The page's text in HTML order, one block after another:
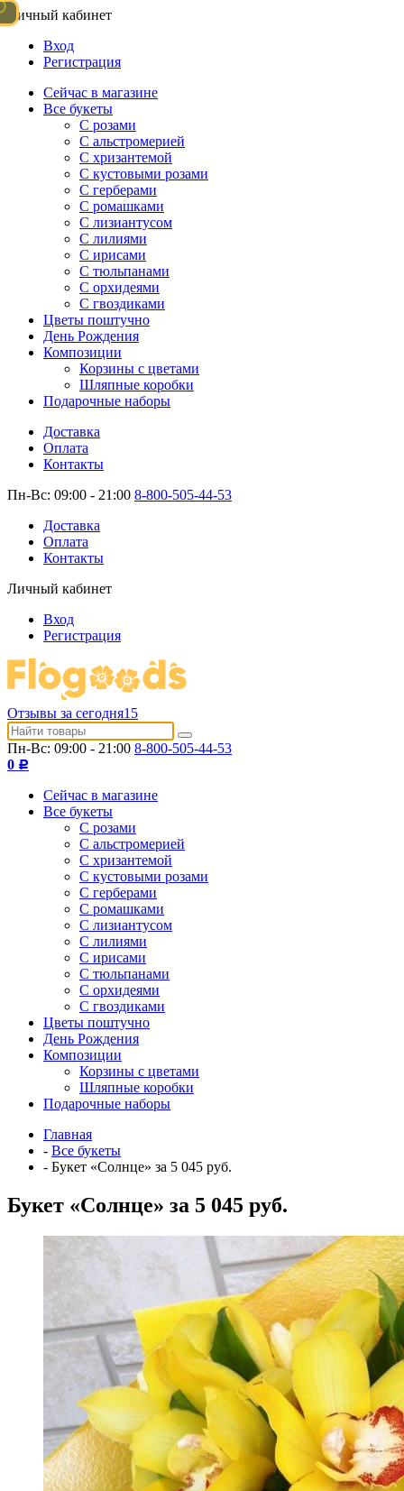
Личный кабинет
Вход
Регистрация
Сейчас в магазине
Все букеты
C розами
С альстромерией
С хризантемой
С кустовыми розами
С герберами
С ромашками
С лизиантусом
С лилиями
С ирисами
С тюльпанами
С орхидеями
С гвоздиками
Цветы поштучно
День Рождения
Композиции
Корзины с цветами
Шляпные коробки
Подарочные наборы
Доставка
Оплата
Контакты
Пн-Вс: 09:00 - 21:00 8-800-505-44-53
Доставка
Оплата
Контакты
Личный кабинет
Вход
Регистрация
Отзывы за сегодня15
Пн-Вс: 09:00 - 21:00 8-800-505-44-53
0 Р
Сейчас в магазине
Все букеты
C розами
С альстромерией
С хризантемой
С кустовыми розами
С герберами
С ромашками
С лизиантусом
С лилиями
С ирисами
С тюльпанами
С орхидеями
С гвоздиками
Цветы поштучно
День Рождения
Композиции
Корзины с цветами
Шляпные коробки
Подарочные наборы
Главная
- Все букеты
- Букет «Солнце» за 5 045 руб.
Букет «Солнце» за 5 045 руб.